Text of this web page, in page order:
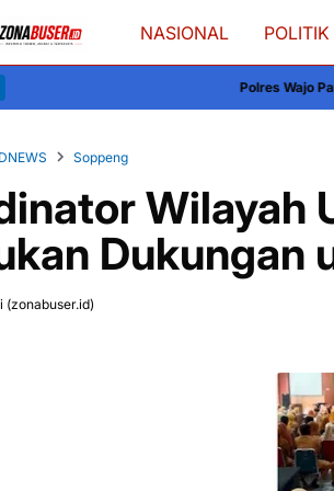
NASIONAL POLITIK
Polres Wajo Pantau Penyaluran
Soppeng
Wilayah
Dukungan
(zonabuser.id)